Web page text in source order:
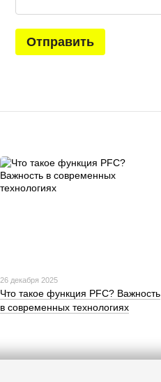
Отправить
26 декабря 2025
Что такое функция PFC? Важность
в современных технологиях